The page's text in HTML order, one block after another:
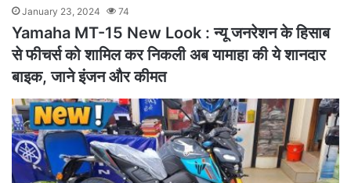
January 23, 2024 74
Yamaha MT-15 New Look : न्यू जनरेशन के हिसाब
से फीचर्स को शामिल कर निकली अब यामाहा की ये शानदार
बाइक, जाने इंजन और कीमत